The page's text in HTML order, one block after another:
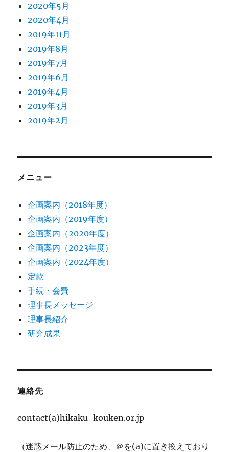
2020年5月
2020年4月
2019年11月
2019年8月
2019年7月
2019年6月
2019年4月
2019年3月
2019年2月
メニュー
企画案内（2018年度）
企画案内（2019年度）
企画案内（2020年度）
企画案内（2023年度）
企画案内（2024年度）
定款
手続・会費
理事長メッセージ
理事長紹介
研究成果
連絡先
contact(a)hikaku-kouken.or.jp
（迷惑メール防止のため、＠を(a)に置き換えており